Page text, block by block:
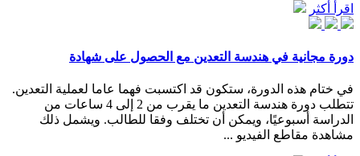
اقرأ أكثر
دورة مجانية في هندسة التعدين مع الحصول على شهادة
في ختام هذه الدورة، ستكون قد اكتسبت فهما عاما لعملية التعدين.
تتطلب دورة هندسة التعدين ما يقرب من 2 إلى 4 ساعات من
الدراسة أسبوعيًا، ويمكن أن تختلف وفقا للطالب. ويشمل ذلك
مشاهدة مقاطع الفيديو ...